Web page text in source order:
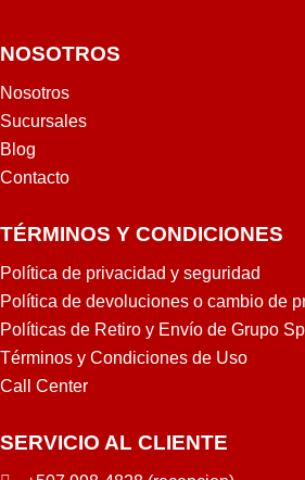
NOSOTROS
Nosotros
Sucursales
Blog
Contacto
TÉRMINOS Y CONDICIONES
Política de privacidad y seguridad
Política de devoluciones o cambio de
Políticas de Retiro y Envío de Grupo
Términos y Condiciones de Uso
Call Center
SERVICIO AL CLIENTE